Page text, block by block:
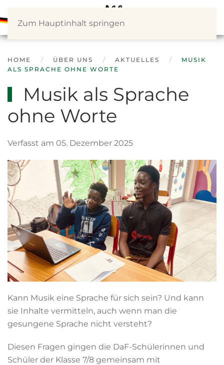
Zum Hauptinhalt springen
HOME ÜBER UNS AKTUELLES
MUSIK
ALS SPRACHE OHNE WORTE
Musik als Sprache
ohne Worte
Verfasst am 05. Dezember 2025
Kann Musik eine Sprache für sich sein? Und kann
sie Inhalte vermitteln, auch wenn man die
gesungene Sprache nicht versteht?
Diesen Fragen gingen die DaF-Schülerinnen und
Schüler der Klasse 7/8 gemeinsam mit